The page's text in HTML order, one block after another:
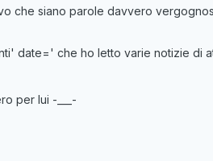
che siano parole davvero
date=' che ho letto varie notizie di
per lui -___-